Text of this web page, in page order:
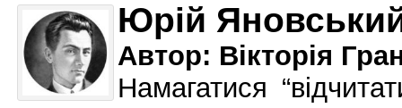
Юрій
Автор: Вікторія
Намагатися